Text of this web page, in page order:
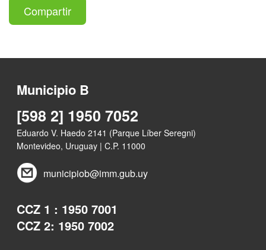
Compartir
Municipio B
[598 2] 1950 7052
Eduardo V. Haedo 2141 (Parque Líber Seregni)
Montevideo, Uruguay | C.P. 11000
municipiob@imm.gub.uy
CCZ 1 : 1950 7001
CCZ 2: 1950 7002